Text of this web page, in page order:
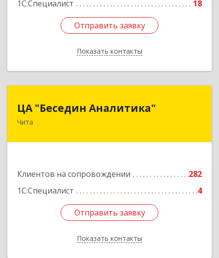
1С:Специалист
18
Отправить заявку
Показать контакты
Отправить заявку
Назад
ЦА "Беседин Аналитика"
Чита
Клиентов на сопровождении
282
1С:Специалист
4
Отправить заявку
Показать контакты
Отправить заявку
Назад